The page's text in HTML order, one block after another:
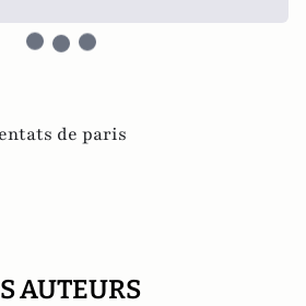
de paris
AUTEURS